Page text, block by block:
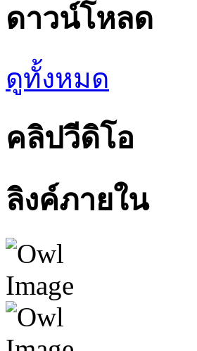
ดาวน์โหลด
ดูทั้งหมด
คลิปวีดิโอ
ลิงค์ภายใน